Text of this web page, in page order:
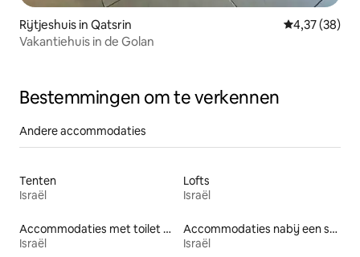
Rijtjeshuis in Qatsrin Gemiddelde
4,37 (38)
Vakantiehuis in de Golan
Bestemmingen om te verkennen
Andere accommodaties
Tenten
Israël
Lofts
Israël
Accommodaties met toilet op toegankelijke hoogte
Israël
Accommodaties nabij een strand
Israël